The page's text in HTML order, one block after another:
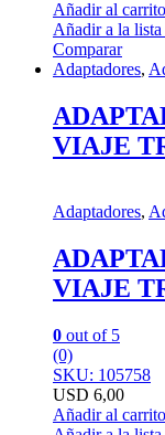
Añadir al carrito
Añadir a la lista
Comparar
Adaptadores,
VIAJE
Adaptadores,
VIAJE
0 out of 5
(0)
SKU: 105758
USD 6,00
Añadir al carrito